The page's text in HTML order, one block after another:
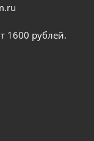
1600 рублей.